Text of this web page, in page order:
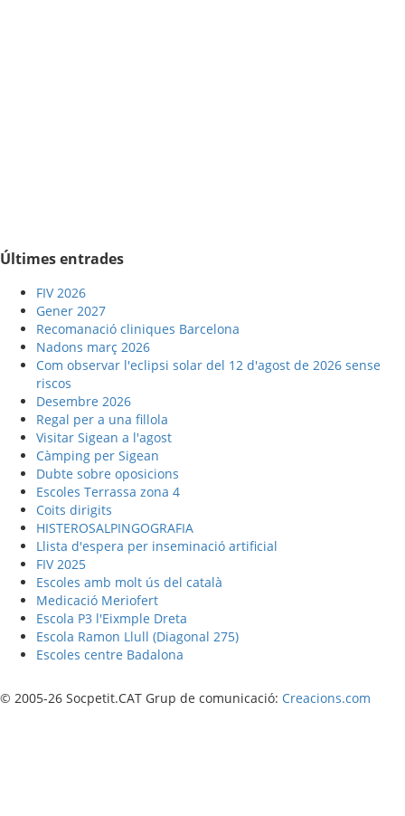
Últimes entrades
FIV 2026
Gener 2027
Recomanació cliniques Barcelona
Nadons març 2026
Com observar l'eclipsi solar del 12 d'agost de 2026 sense
riscos
Desembre 2026
Regal per a una fillola
Visitar Sigean a l'agost
Càmping per Sigean
Dubte sobre oposicions
Escoles Terrassa zona 4
Coits dirigits
HISTEROSALPINGOGRAFIA
Llista d'espera per inseminació artificial
FIV 2025
Escoles amb molt ús del català
Medicació Meriofert
Escola P3 l'Eixmple Dreta
Escola Ramon Llull (Diagonal 275)
Escoles centre Badalona
© 2005-26 Socpetit.CAT Grup de comunicació: Creacions.com